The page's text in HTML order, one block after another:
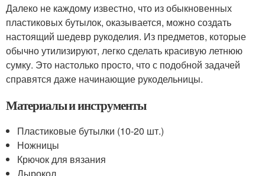
Далеко не каждому известно, что из обыкновенных
пластиковых бутылок, оказывается, можно создать
настоящий шедевр рукоделия. Из предметов, которые
обычно утилизируют, легко сделать красивую летнюю
сумку. Это настолько просто, что с подобной задачей
справятся даже начинающие рукодельницы.
Материалы и инструменты
Пластиковые бутылки (10-20 шт.)
Ножницы
Крючок для вязания
Дырокол